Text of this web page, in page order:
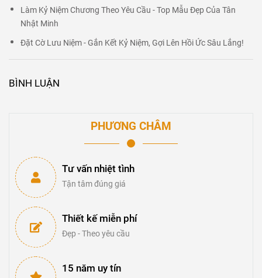
Làm Kỷ Niệm Chương Theo Yêu Cầu - Top Mẫu Đẹp Của Tân
Nhật Minh
Đặt Cờ Lưu Niệm - Gắn Kết Kỷ Niệm, Gợi Lên Hồi Ức Sâu Lắng!
BÌNH LUẬN
PHƯƠNG CHÂM
Tư vấn nhiệt tình
Tận tâm đúng giá
Thiết kế miễn phí
Đẹp - Theo yêu cầu
15 năm uy tín